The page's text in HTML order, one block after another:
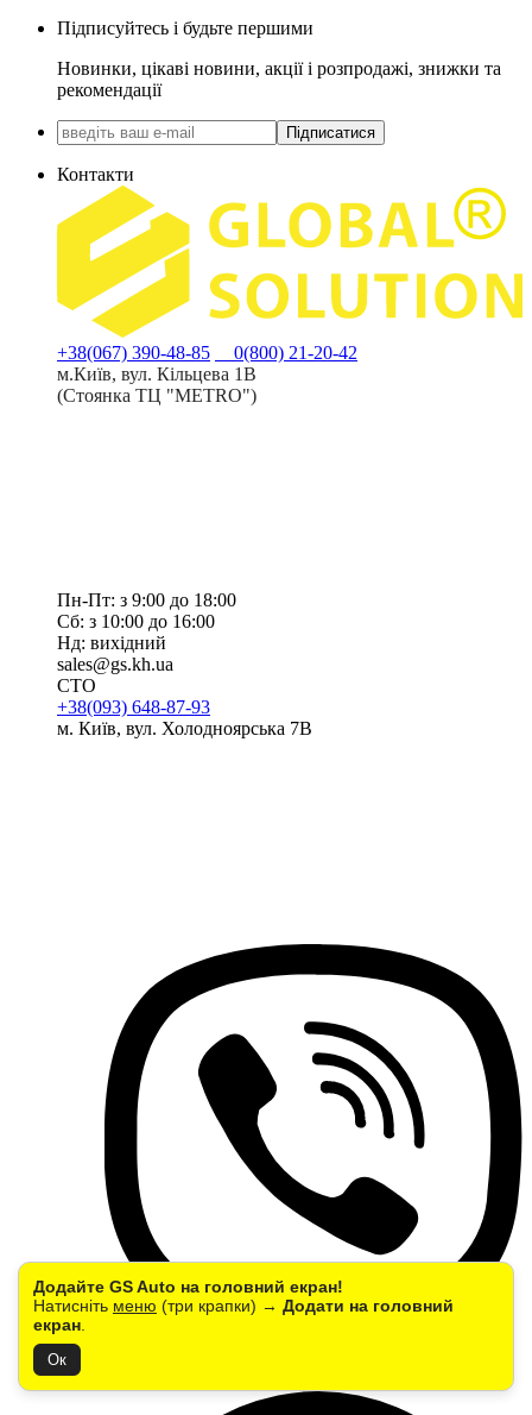
Додайте GS Auto на головний екран!
Натисніть меню (три крапки) → Додати на головний
екран
Ок
Підписуйтесь і будьте першими
Новинки, цікаві новини, акції і розпродажі, знижки та
рекомендації
Підписатися
Контакти
+38(067) 390-48-85
0(800) 21-20-42
м.Київ, вул. Кільцева 1В
(Стоянка ТЦ "METRO")
Пн-Пт: з 9:00 до 18:00
Сб: з 10:00 до 16:00
Нд: вихідний
sales@gs.kh.ua
СТО
+38(093) 648-87-93
м. Київ, вул. Холодноярська 7В